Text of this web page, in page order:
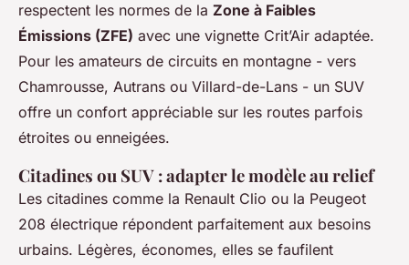
respectent les normes de la Zone à Faibles
Émissions (ZFE) avec une vignette Crit’Air adaptée.
Pour les amateurs de circuits en montagne - vers
Chamrousse, Autrans ou Villard-de-Lans - un SUV
offre un confort appréciable sur les routes parfois
étroites ou enneigées.
Citadines ou SUV : adapter le modèle au relief
Les citadines comme la Renault Clio ou la Peugeot
208 électrique répondent parfaitement aux besoins
urbains. Légères, économes, elles se faufilent